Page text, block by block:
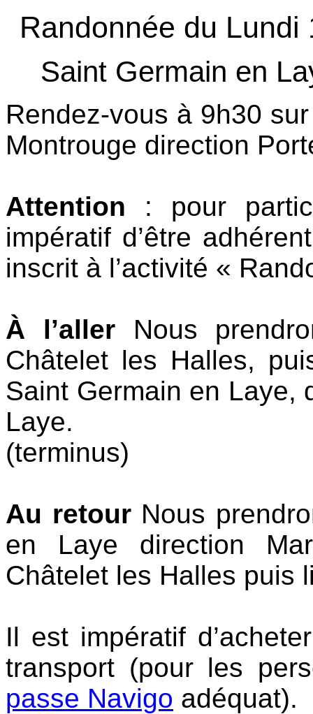
Randonnée du
Saint Germain en
Rendez-vous à 9h30
Montrouge direction
Attention : pour
impératif d’être
inscrit à l’activité «
À l’allerNous
Châtelet les Halles,
Saint Germain en Laye,
Laye.
(terminus)
Au retourNous
en Laye direction
Châtelet les Halles puis
Il est impératif
transport (pour les
passe Navigo adéquat).